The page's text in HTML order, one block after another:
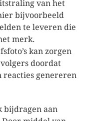
van het
bijvoorbeeld
te leveren die
merk.
kan zorgen
doordat
reacties genereren
bijdragen aan